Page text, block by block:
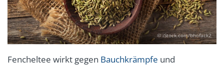
© iStock.com/bhofack2
Fencheltee wirkt gegen Bauchkrämpfe und